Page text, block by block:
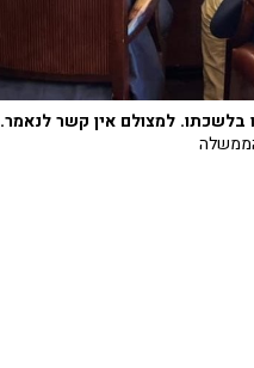
בלשכתו. למצולם אין קשר לנאמר.